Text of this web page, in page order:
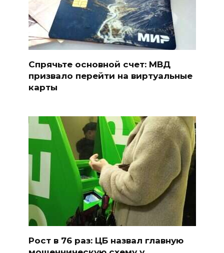
Спрячьте основной счет: МВД
призвало перейти на виртуальные
карты
Рост в 76 раз: ЦБ назвал главную